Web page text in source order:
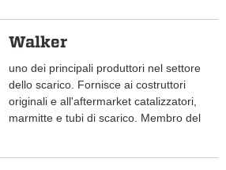
Walker
uno dei principali produttori nel settore
dello scarico. Fornisce ai costruttori
originali e all'aftermarket catalizzatori,
marmitte e tubi di scarico. Membro del